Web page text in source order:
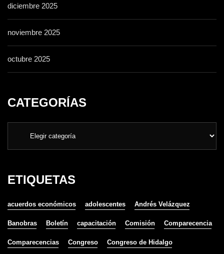
diciembre 2025
noviembre 2025
octubre 2025
CATEGORÍAS
ETIQUETAS
acuerdos económicos adolescentes Andrés Velázquez
Banobras Boletín capacitación Comisión Comparecencia
Comparecencias Congreso Congreso de Hidalgo